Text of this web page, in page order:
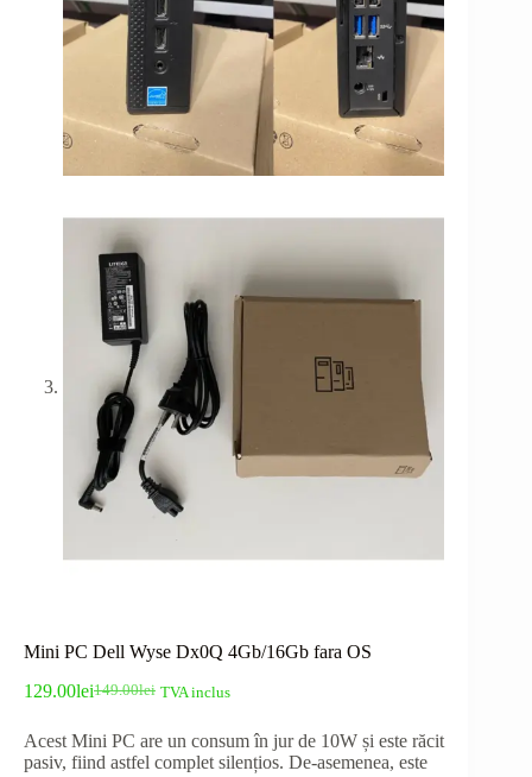
Mini PC Dell Wyse Dx0Q 4Gb/16Gb fara OS
149.00lei
Prețul
a
fost:
129.00leiPrețul
este:
129.00lei.
TVA inclus
Acest Mini PC are un consum în jur de 10W și este răcit
pasiv, fiind astfel complet silențios. De-asemenea, este